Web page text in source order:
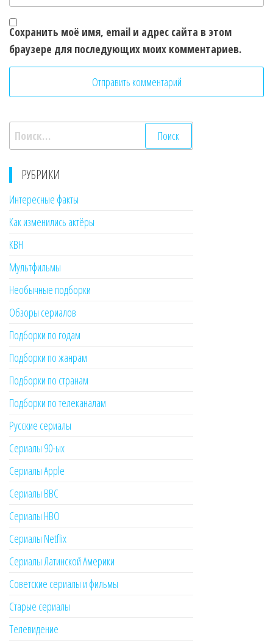
Сохранить моё имя, email и адрес сайта в этом
браузере для последующих моих комментариев.
Найти:
РУБРИКИ
Интересные факты
Как изменились актёры
КВН
Мультфильмы
Необычные подборки
Обзоры сериалов
Подборки по годам
Подборки по жанрам
Подборки по странам
Подборки по телеканалам
Русские сериалы
Сериалы 90-ых
Сериалы Apple
Сериалы BBC
Сериалы HBO
Сериалы Netflix
Сериалы Латинской Америки
Советские сериалы и фильмы
Старые сериалы
Телевидение